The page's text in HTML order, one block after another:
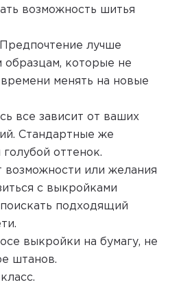
возможность шитья
лучше
которые не
менять на новые
все зависит от ваших
Стандартные же
оттенок.
возможности или желания
с выкройками
подходящий
выкройки на бумагу, не
штанов.